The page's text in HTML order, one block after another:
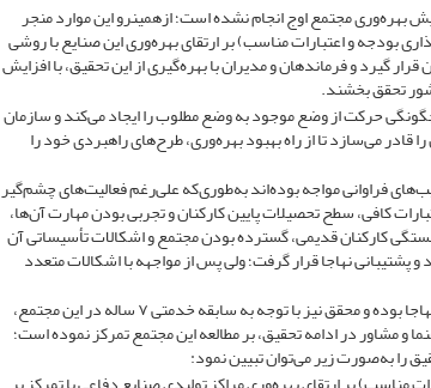
بهره‌وری مجتمع اوج انجام ‌نشده است؛ ازهمین­رو این موارد منجر
بودجه و اعتبارات مناسب) بر ارتقای بهره‌وری این صنایع با روشی
گیرد و فرماندهان و مدیران با بهره‌گیری از این تحقیق، با افزایش
تحقق بخشند.
حرکت از وضع موجود به وضع مطلوب را ایجاد می‌کند و سازمان
می‌سازد تا از راه بهبود بهره‌وری، طرح‌های راهبردی خود را
فراوانی مواجه بوده‌اند به‌طوری‌که علی‌رغم فعالیت‌های چشم‌گیر
کافی، سطح تحصیلات پایین کارکنان و تجربی بودن مهارت آن‌ها،
کارکنان قدیمی، گسترده بودن مجتمع و اشکالات تأسیساتی آن
نهاجا قرار گرفت؛ ولی پس از مواجهه با اشکالات متعدد
شایان‌ ذکر است با عنایت به اینکه مجتمع اوج نهاجا اصلی‌ترین و مهم‌ترین مجموعه تولیدی نهاجا بوده و محقق نیز با توجه به سابقه خدمتی ۷ ساله در این مجتمع،
و مشاور در ادامه تحقیق، بر مطالعه این مجتمع تمرکز نموده است؛
را به‌صورت زیر می‌توان تبیین نمود: